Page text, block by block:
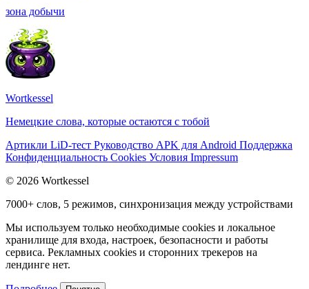
зона добычи
Wortkessel
Немецкие слова, которые остаются с тобой
Артикли LiD-тест Руководство APK для Android Поддержка
Конфиденциальность Cookies Условия Impressum
© 2026 Wortkessel
7000+ слов, 5 режимов, синхронизация между устройствами
Мы используем только необходимые cookies и локальное
хранилище для входа, настроек, безопасности и работы
сервиса. Рекламных cookies и сторонних трекеров на
лендинге нет.